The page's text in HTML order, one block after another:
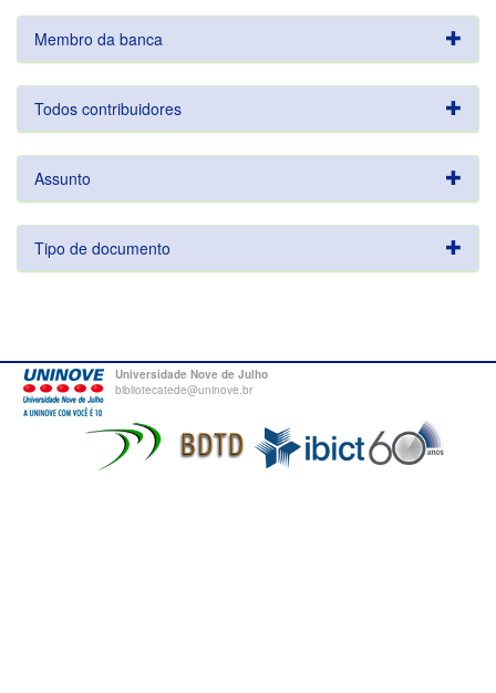
Membro da banca
Todos contribuidores
Assunto
Tipo de documento
Universidade Nove de Julho
bibliotecatede@uninove.br